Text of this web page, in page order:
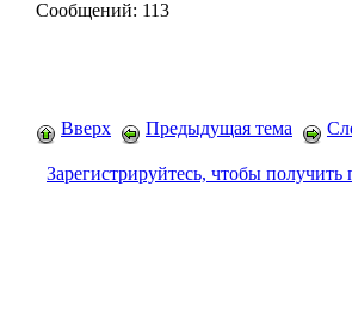
Сообщений: 113
Вверх Предыдущая тема
Зарегистрируйтесь, чтобы